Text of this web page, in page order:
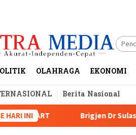
OLAHRAGA EKONOMI
Berita Nasional
HARI INI Brigjen Dr Sulastiana,